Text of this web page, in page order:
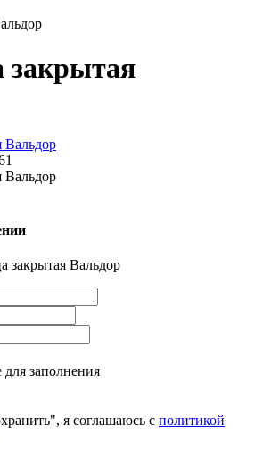
закрытая
закрытая Вальдор
для заполнения
я соглашаюсь с политикой